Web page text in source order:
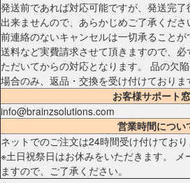
発送前であれば対応可能ですが、発送完
出来ませんので、あらかじめご了承くだ
前連絡のないキャンセルは一切承ることが
送料など実費請求させて頂きますので、
ただいてからの対応となります。 品の欠
場合のみ、返品・交換を受け付けておりま
お客様サポート
info@brainzsolutions.com
営業時間につい
ネットでのご注文は24時間受け付けており
※土日祝祭日はお休みをいただきます。 メ
ますので、ご了承ください。